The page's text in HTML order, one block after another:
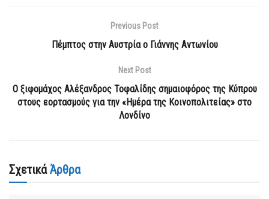
Previous Post
Πέμπτος στην Αυστρία ο Γιάννης Αντωνίου
Next Post
Ο ξιφομάχος Αλέξανδρος Τοφαλίδης σημαιοφόρος της Κύπρου
στους εορτασμούς για την «Ημέρα της Κοινοπολιτείας» στο
Λονδίνο
ΣχετικάΆρθρα